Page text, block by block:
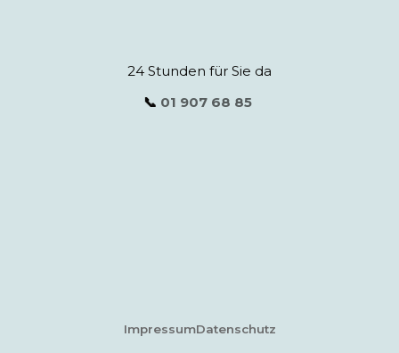
24 Stunden für Sie da
📞 01 907 68 85
ImpressumDatenschutz